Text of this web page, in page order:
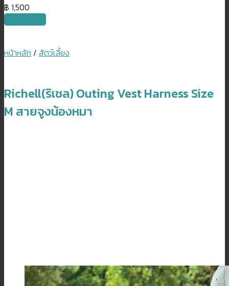
฿ 1,500
หยิบใส่ตะกร้า
หน้าหลัก / สัตว์เลี้ยง
Richell(ริเชล) Outing Vest Harness Size
M สายจูงน้องหมา